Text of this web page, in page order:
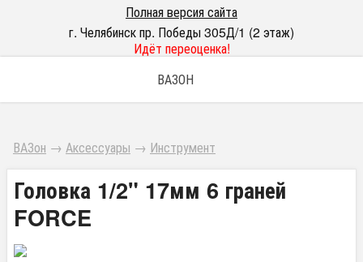
Полная версия сайта
г. Челябинск пр. Победы 305Д/1 (2 этаж)
Идёт переоценка!
ВАЗОН
ВАЗон → Аксессуары → Инструмент
Головка 1/2" 17мм 6 граней
FORCE